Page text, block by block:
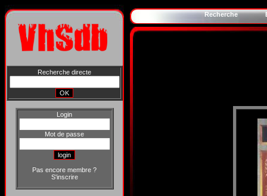
Recherche directe
Login
Mot de passe
Pas encore membre ?
S'inscrire
Recherche